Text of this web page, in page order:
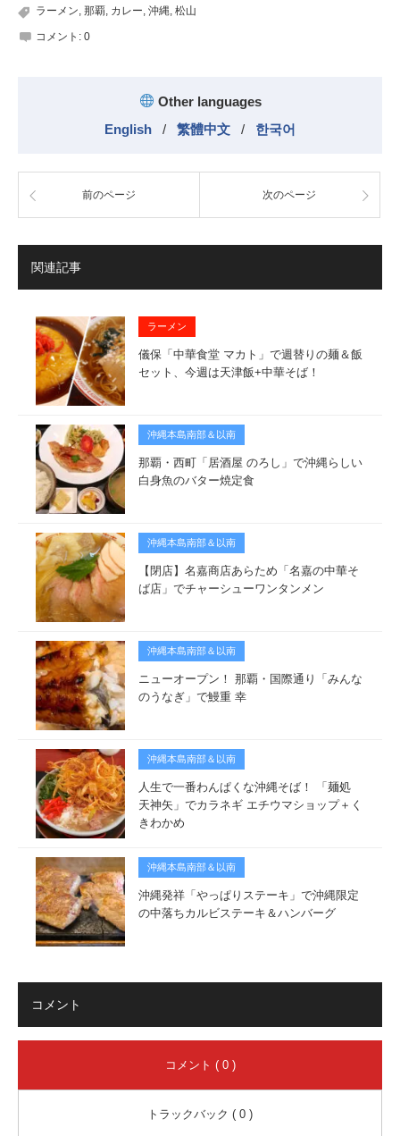
ラーメン 那覇 カレー 沖縄 松山
コメント: 0
Other languages
English
/ 繁體中文 / 한국어
前のページ 次のページ
関連記事
ラーメン
儀保「中華食堂 マカト」で週替りの麺＆飯
セット、今週は天津飯+中華そば！
沖縄本島南部＆以南
那覇・西町「居酒屋 のろし」で沖縄らしい
白身魚のバター焼定食
沖縄本島南部＆以南
【閉店】名嘉商店あらため「名嘉の中華そ
ば店」でチャーシューワンタンメン
沖縄本島南部＆以南
ニューオープン！ 那覇・国際通り「みんな
のうなぎ」で鰻重 幸
沖縄本島南部＆以南
人生で一番わんぱくな沖縄そば！ 「麺処
天神矢」でカラネギ エチウマショップ＋く
きわかめ
沖縄本島南部＆以南
沖縄発祥「やっぱりステーキ」で沖縄限定
の中落ちカルビステーキ＆ハンバーグ
コメント
コメント ( 0 )
トラックバック ( 0 )